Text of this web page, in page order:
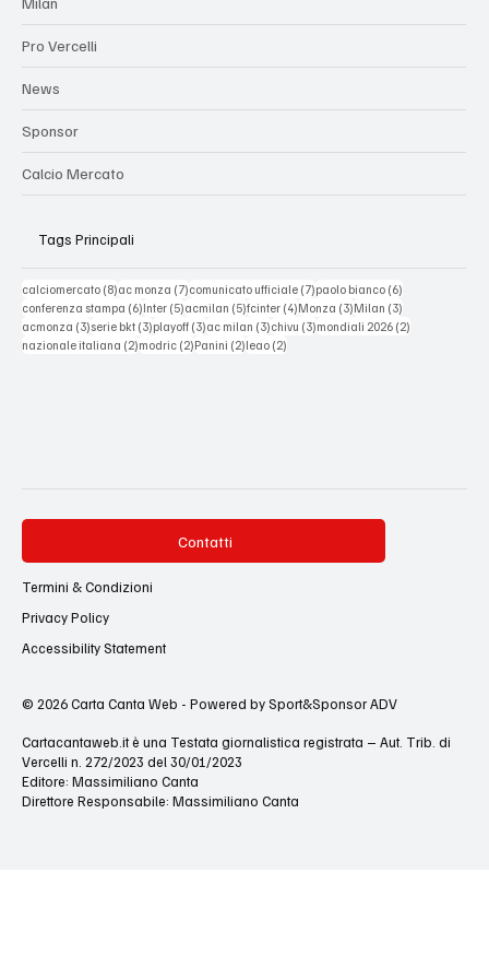
Pro Vercelli
News
Sponsor
Calcio Mercato
Tags Principali
calciomercato (8)8 post
ac monza (7)7 post
comunicato ufficiale (7)7 post
paolo bianco (6)
conferenza stampa (6)6 post
Inter (5)5 post
acmilan (5)5 post
fcinter (4)4 post
Monza (3)3 post
Milan (3)
acmonza (3)3 post
serie bkt (3)3 post
playoff (3)3 post
ac milan (3)3 post
chivu (3)3 post
mondiali 2026 (2)
nazionale italiana (2)2 post
modric (2)2 post
Panini (2)2 post
leao (2)
Contatti
Termini & Condizioni
Privacy Policy
Accessibility Statement
Cartacantaweb.it è una Testata giornalistica registrata – Aut. Trib. di
Vercelli n. 272/2023 del 30/01/2023
Editore: Massimiliano Canta
Direttore Responsabile: Massimiliano Canta
© 2026 Carta Canta Web - Powered by Sport&Sponsor ADV